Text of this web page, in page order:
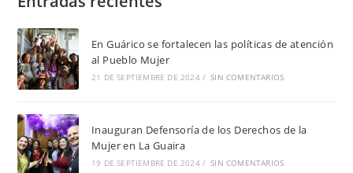
En Guárico se fortalecen las políticas de atención
al Pueblo Mujer
21 DE SEPTIEMBRE DE 2024 / SIN COMENTARIOS
Inauguran Defensoría de los Derechos de la
Mujer en La Guaira
19 DE SEPTIEMBRE DE 2024 / SIN COMENTARIOS